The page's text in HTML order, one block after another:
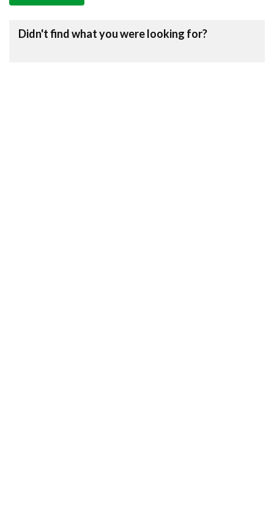
Didn't find what you were looking for?